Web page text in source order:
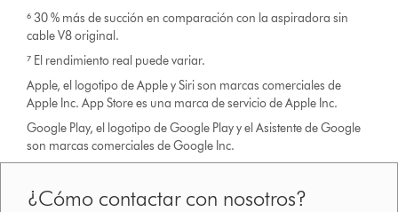
⁶ 30 % más de succión en comparación con la aspiradora sin
cable V8 original.
⁷ El rendimiento real puede variar.
Apple, el logotipo de Apple y Siri son marcas comerciales de
Apple Inc. App Store es una marca de servicio de Apple Inc.
Google Play, el logotipo de Google Play y el Asistente de Google
son marcas comerciales de Google Inc.
¿Cómo contactar con nosotros?